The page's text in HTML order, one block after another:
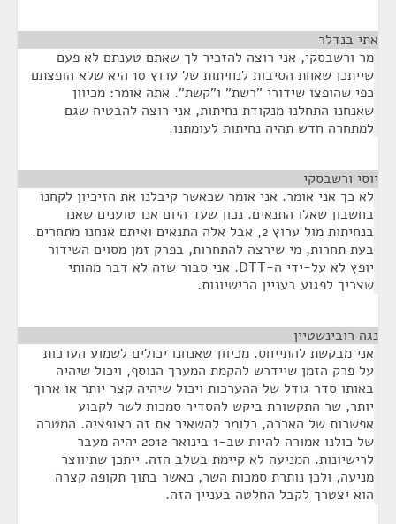
אתי בנדלר
מר ורשבסקי, אני רוצה להזכיר לך שאתם טענתם לא פעם
שייתכן שאחת הסיבות לנחיתות של ערוץ 10 היא שלא הופצתם
כפי שהופצו שידורי "רשת" ו"קשת". אתה אומר: מכיוון
שאנחנו התחלנו מנקודת נחיתות, אני רוצה להבטיח שגם
למתחרה חדש תהיה נחיתות לעומתנו.
יוסי ורשבסקי
לא כך אני אומר. אני אומר שכאשר קיבלנו את הזיכיון לקחנו
בחשבון שאלו התנאים. נכון שעד היום אנו טוענים שאנו
בנחיתות מול ערוץ 2, אבל אלה התנאים ואיתם אנחנו מתחרים.
בעת תחרות, מי שירצה להתחרות, בפרק זמן מסוים השידור
יופץ לא על-ידי ה-DTT. אני סבור שזה לא דבר מהותי
שצריך לפגוע בעניין הרישיונות.
נגה רובינשטיין
אני מבקשת להתייחס. מכיוון שאנחנו יכולים לשמוע הערכות
על פרק הזמן שיידרש להקמת המערך הנוסף, ויכול שיהיה
באותו סדר גודל של ההערכות ויכול שיהיה קצר יותר או ארוך
יותר, שר התקשורת ביקש להסדיר סמכות לשר לקבוע
אפשרות של הארכה, כלומר להשאיר את זה כאופציה. המטרה
של כולנו אמורה להיות שב-1 בינואר 2012 יהיה מעבר
לרישיונות. המניעה לא קיימת בשלב הזה. ייתכן שתיווצר
מניעה, ולכן נותרת סמכות השר, כאשר בתוך תקופה קצרה
הוא יצטרך לקבל החלטה בעניין הזה.